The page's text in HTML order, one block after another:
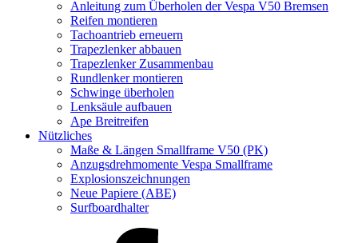
Anleitung zum Überholen der Vespa V50 Bremsen
Reifen montieren
Tachoantrieb erneuern
Trapezlenker abbauen
Trapezlenker Zusammenbau
Rundlenker montieren
Schwinge überholen
Lenksäule aufbauen
Ape Breitreifen
Nützliches
Maße & Längen Smallframe V50 (PK)
Anzugsdrehmomente Vespa Smallframe
Explosionszeichnungen
Neue Papiere (ABE)
Surfboardhalter